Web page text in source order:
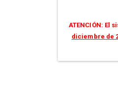
ATENCIÓN: El
diciembre de